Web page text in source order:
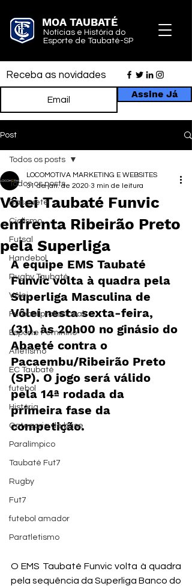
MOA TAUBATÉ
Notícias e História do
Esporte de Taubaté-SP
Receba as novidades
Assine Já
Post
Todos os posts
Basquete
Ciclismo
Futsal
Handebol
Rugby Taubaté
Vôlei
Futebol profissional
Esporte Feminino
Atletismo
EC Taubaté
futebol
História
Categoria de base
Paralímpico
Taubaté Fut7
Rugby
Fut7
futebol amador
Paratletismo
Todos os posts
Vôlei Taubaté Funvic
enfrenta Ribeirão Preto
pela Superliga
LOCOMOTIVA MARKETING E WEBSITES
31 de jan. de 2020 3 min de leitura
A equipe EMS Taubaté
Funvic volta à quadra pela
Superliga Masculina de
Vôlei nesta sexta-feira,
(31), às 20h00 no ginásio do
Abaeté contra o
Pacaembu/Ribeirão Preto
(SP). O jogo será válido
pela 14ª rodada da
primeira fase da
competição.
O EMS Taubaté Funvic volta à quadra
pela sequência da Superliga Banco do